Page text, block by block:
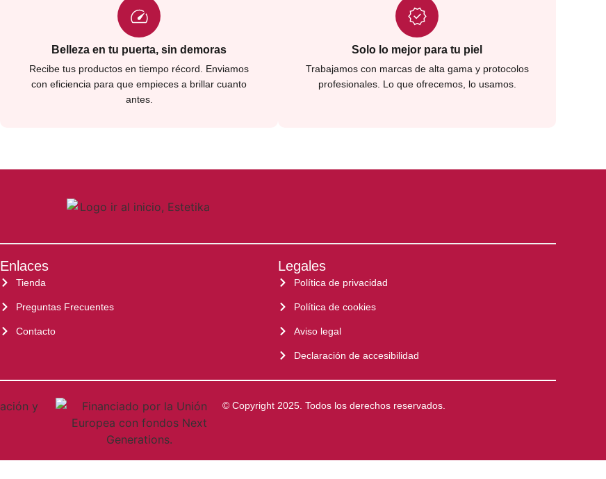
Belleza en tu puerta, sin demoras
Recibe tus productos en tiempo récord. Enviamos
con eficiencia para que empieces a brillar cuanto
antes.
Solo lo mejor para tu piel
Trabajamos con marcas de alta gama y protocolos
profesionales. Lo que ofrecemos, lo usamos.
Enlaces
Tienda
Preguntas Frecuentes
Contacto
Legales
Política de privacidad
Política de cookies
Aviso legal
Declaración de accesibilidad
© Copyright 2025. Todos los derechos reservados.